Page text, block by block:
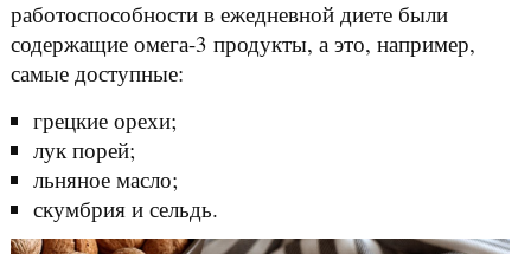
работоспособности в ежедневной диете были
содержащие омега-3 продукты, а это, например,
самые доступные:
грецкие орехи;
лук порей;
льняное масло;
скумбрия и сельдь.